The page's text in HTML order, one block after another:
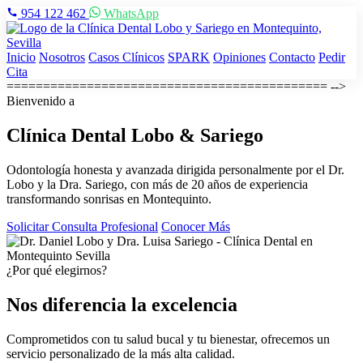
954 122 462 WhatsApp
Inicio Nosotros Casos Clínicos SPARK Opiniones Contacto Pedir
Cita
============================================ -->
Bienvenido a
Clínica Dental Lobo & Sariego
Odontología honesta y avanzada dirigida personalmente por el Dr.
Lobo y la Dra. Sariego, con más de 20 años de experiencia
transformando sonrisas en Montequinto.
Solicitar Consulta Profesional Conocer Más
¿Por qué elegirnos?
Nos diferencia la excelencia
Comprometidos con tu salud bucal y tu bienestar, ofrecemos un
servicio personalizado de la más alta calidad.